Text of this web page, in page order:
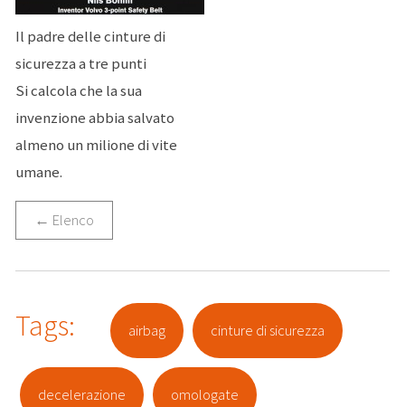
Il padre delle cinture di
sicurezza a tre punti
Si calcola che la sua
invenzione abbia salvato
almeno un milione di vite
umane.
← Elenco
Tags: airbag cinture di sicurezza
decelerazione omologate